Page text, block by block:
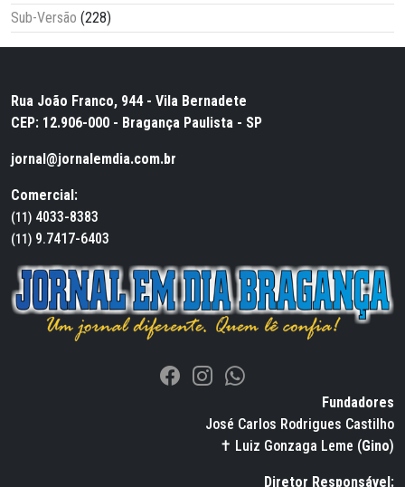
Sub-Versão (228)
Rua João Franco, 944 - Vila Bernadete
CEP: 12.906-000 - Bragança Paulista - SP
jornal@jornalemdia.com.br
Comercial:
(11) 4033-8383
(11) 9.7417-6403
Fundadores
José Carlos Rodrigues Castilho
✝ Luiz Gonzaga Leme (Gino)
Diretor Responsável: